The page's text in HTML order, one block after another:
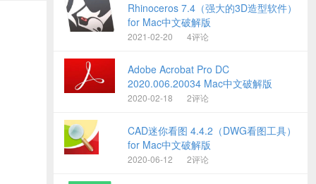
Rhinoceros 7.4（强大的3D造型软件）
for Mac中文破解版
2021-02-20 4评论
Adobe Acrobat Pro DC
2020.006.20034 Mac中文破解版
2020-02-18 2评论
CAD迷你看图 4.4.2（DWG看图工具）
for Mac中文破解版
2020-06-12 2评论